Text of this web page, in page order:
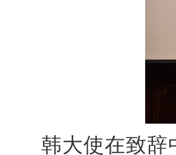
韩大使在致辞